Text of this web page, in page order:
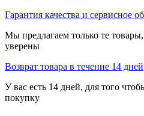
Гарантия качества и сервисное
Мы предлагаем только те
уверены
Возврат товара в течение 14 дней
У вас есть 14 дней, для того
покупку